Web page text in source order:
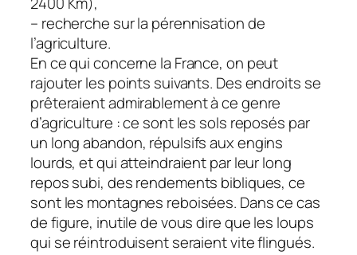
– recherche sur la pérennisation de
l’agriculture.
En ce qui concerne la France, on peut
rajouter les points suivants. Des endroits se
prêteraient admirablement à ce genre
d’agriculture : ce sont les sols reposés par
un long abandon, répulsifs aux engins
lourds, et qui atteindraient par leur long
repos subi, des rendements bibliques, ce
sont les montagnes reboisées. Dans ce cas
de figure, inutile de vous dire que les loups
qui se réintroduisent seraient vite flingués.